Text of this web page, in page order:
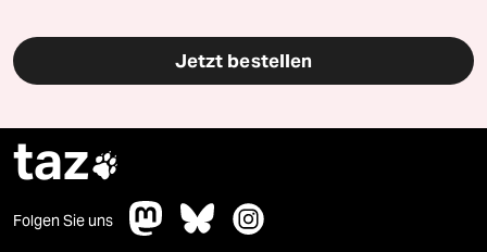
Jetzt bestellen
taz
Folgen Sie uns